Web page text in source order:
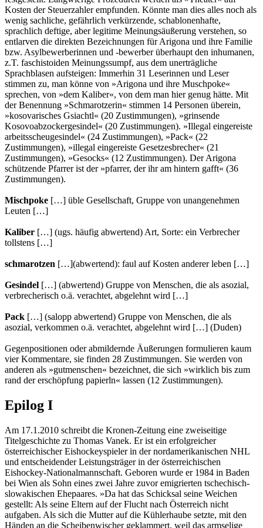
Kosten der Steuerzahler empfunden. Könnte man dies alles noch als
wenig sachliche, gefährlich verkürzende, schablonenhafte,
sprachlich deftige, aber legitime Meinungsäußerung verstehen, so
entlarven die direkten Bezeichnungen für Arigona und ihre Familie
bzw. Asylbewerberinnen und -bewerber überhaupt den inhumanen,
z.T. faschistoiden Meinungssumpf, aus dem unerträgliche
Sprachblasen aufsteigen: Immerhin 31 Leserinnen und Leser
stimmen zu, man könne von »Arigona und ihre Muschpoke«
sprechen, von »dem Kaliber«, von dem man hier genug hätte. Mit
der Benennung »Schmarotzerin« stimmen 14 Personen überein,
»kosovarisches Gsiachtl« (20 Zustimmungen), »grinsende
Kosovoabzockergesindel« (20 Zustimmungen). »Illegal eingereiste
arbeitsscheugesindel« (24 Zustimmungen), »Pack« (22
Zustimmungen), »illegal eingereiste Gesetzesbrecher« (21
Zustimmungen), »Gesocks« (12 Zustimmungen). Der Arigona
schützende Pfarrer ist der »pfarrer, der ihr am hintern gafft« (36
Zustimmungen).
Mischpoke […] üble Gesellschaft, Gruppe von unangenehmen
Leuten […]
Kaliber […] (ugs. häufig abwertend) Art, Sorte: ein Verbrecher
tollstens […]
schmarotzen […](abwertend): faul auf Kosten anderer leben […]
Gesindel […] (abwertend) Gruppe von Menschen, die als asozial,
verbrecherisch o.ä. verachtet, abgelehnt wird […]
Pack […] (salopp abwertend) Gruppe von Menschen, die als
asozial, verkommen o.ä. verachtet, abgelehnt wird […] (Duden)
Gegenpositionen oder abmildernde Äußerungen formulieren kaum
vier Kommentare, sie finden 28 Zustimmungen. Sie werden von
anderen als »gutmenschen« bezeichnet, die sich »wirklich bis zum
rand der erschöpfung papierln« lassen (12 Zustimmungen).
Epilog I
Am 17.1.2010 schreibt die Kronen-Zeitung eine zweiseitige
Titelgeschichte zu Thomas Vanek. Er ist ein erfolgreicher
österreichischer Eishockeyspieler in der nordamerikanischen NHL
und entscheidender Leistungsträger in der österreichischen
Eishockey-Nationalmannschaft. Geboren wurde er 1984 in Baden
bei Wien als Sohn eines zwei Jahre zuvor emigrierten tschechisch-
slowakischen Ehepaares. »Da hat das Schicksal seine Weichen
gestellt: Als seine Eltern auf der Flucht nach Österreich nicht
aufgaben. Als sich die Mutter auf die Kühlerhaube setzte, mit den
Händen an die Scheibenwischer geklammert, weil das armselige